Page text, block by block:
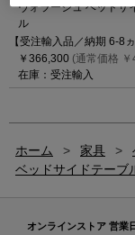
ヴォラージュ ベッドサ
ル
【受注輸入品／納期 6-8ヵ
￥366,300 (通常価格
在庫：受注輸入
ホーム > 家具 >
ベッドサイドテーブ
オンラインストア 営業